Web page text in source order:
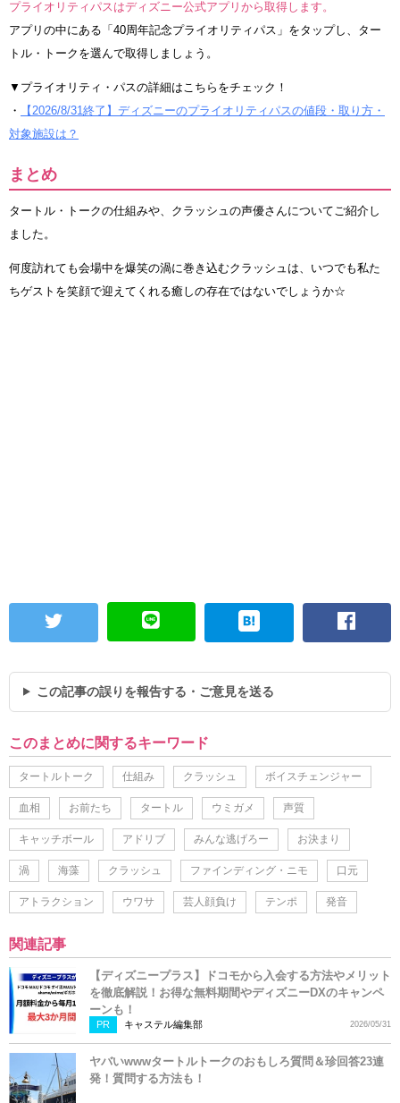
プライオリティパスはディズニー公式アプリから取得します。
アプリの中にある「40周年記念プライオリティパス」をタップし、ター
トル・トークを選んで取得しましょう。
▼プライオリティ・パスの詳細はこちらをチェック！
・
【2026/8/31終了】ディズニーのプライオリティパスの値段・取り方・
対象施設は？
まとめ
タートル・トークの仕組みや、クラッシュの声優さんについてご紹介し
ました。
何度訪れても会場中を爆笑の渦に巻き込むクラッシュは、いつでも私た
ちゲストを笑顔で迎えてくれる癒しの存在ではないでしょうか☆
この記事の誤りを報告する・ご意見を送る
このまとめに関するキーワード
タートルトーク 仕組み クラッシュ ボイスチェンジャー
血相 お前たち タートル ウミガメ 声質
キャッチボール アドリブ みんな逃げろー お決まり
渦 海藻 クラッシュ ファインディング・ニモ 口元
アトラクション ウワサ 芸人顔負け テンポ 発音
関連記事
【ディズニープラス】ドコモから入会する方法やメリット
を徹底解説！お得な無料期間やディズニーDXのキャンペ
ーンも！
PR キャステル編集部 2026/05/31
ヤバいwwwタートルトークのおもしろ質問＆珍回答23連
発！質問する方法も！